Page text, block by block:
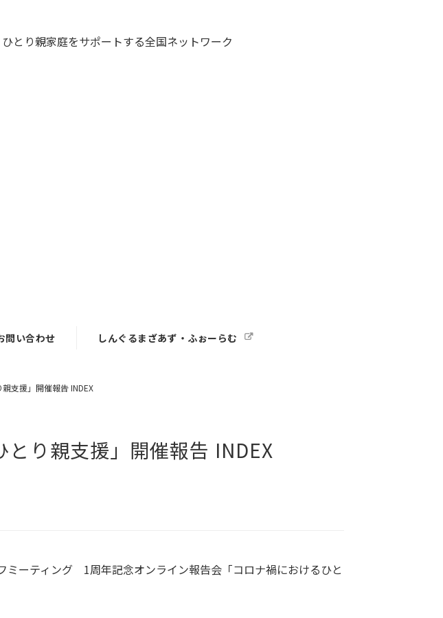
ひとり親家庭をサポートする全国ネットワーク
問い合わせ しんぐるまざあず・ふぉーらむ
支援」開催報告 INDEX
とり親支援」開催報告 INDEX
ーティング 1周年記念オンライン報告会「コロナ禍におけるひと